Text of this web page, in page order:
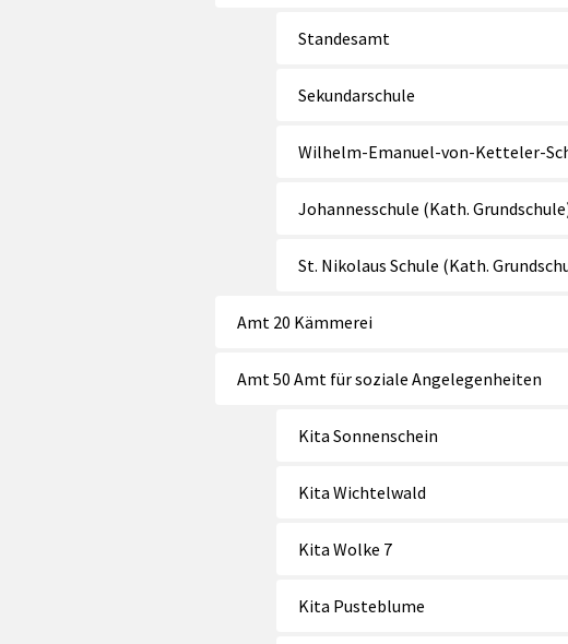
Standesamt
Sekundarschule
Wilhelm-Emanuel-von-Ketteler-
Johannesschule (Kath.
St. Nikolaus Schule (Kath.
Amt 20 Kämmerei
Amt 50 Amt für soziale Angelegenheiten
Kita Sonnenschein
Kita Wichtelwald
Kita Wolke 7
Kita Pusteblume